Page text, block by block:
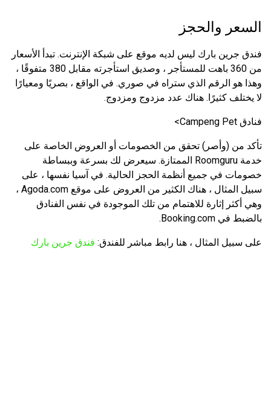
السعر والحجز
فندق جرين بارك ليس لديه موقع على شبكة الإنترنت. تبدأ الأسعار
من 360 باهت للمستأجر ، وصديق استأجرته مقابل 380 متفوقًا ،
وهذا هو الرقم الذي ستراه في صوري. في الواقع ، بصريًا ومعيارًا
لا يختلف كثيرًا. هناك عدد مزدوج ومزدوج.
فنادق Campeng Pet>
تأكد من (وأصر) تحقق من الخصومات أو العروض الخاصة على
خدمة Roomguru الممتازة. سيعرض لك بسرعة وببساطة
خصومات في جميع أنظمة الحجز الحالية. في آسيا نفسها ، على
سبيل المثال ، هناك الكثير من العروض على موقع Agoda.com ،
وهي أكثر إثارة للاهتمام من تلك الموجودة في نفس الفنادق
بالضبط في Booking.com.
على سبيل المثال ، هنا رابط مباشر للفندق: فندق جرين بارك